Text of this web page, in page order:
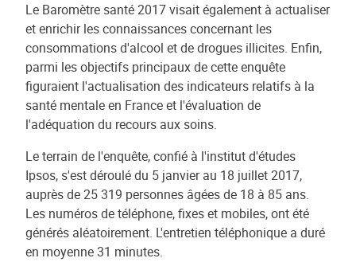
Le Baromètre santé 2017 visait également à actualiser
et enrichir les connaissances concernant les
consommations d'alcool et de drogues illicites. Enfin,
parmi les objectifs principaux de cette enquête
figuraient l'actualisation des indicateurs relatifs à la
santé mentale en France et l'évaluation de
l'adéquation du recours aux soins.
Le terrain de l'enquête, confié à l'institut d'études
Ipsos, s'est déroulé du 5 janvier au 18 juillet 2017,
auprès de 25 319 personnes âgées de 18 à 85 ans.
Les numéros de téléphone, fixes et mobiles, ont été
générés aléatoirement. L'entretien téléphonique a duré
en moyenne 31 minutes.